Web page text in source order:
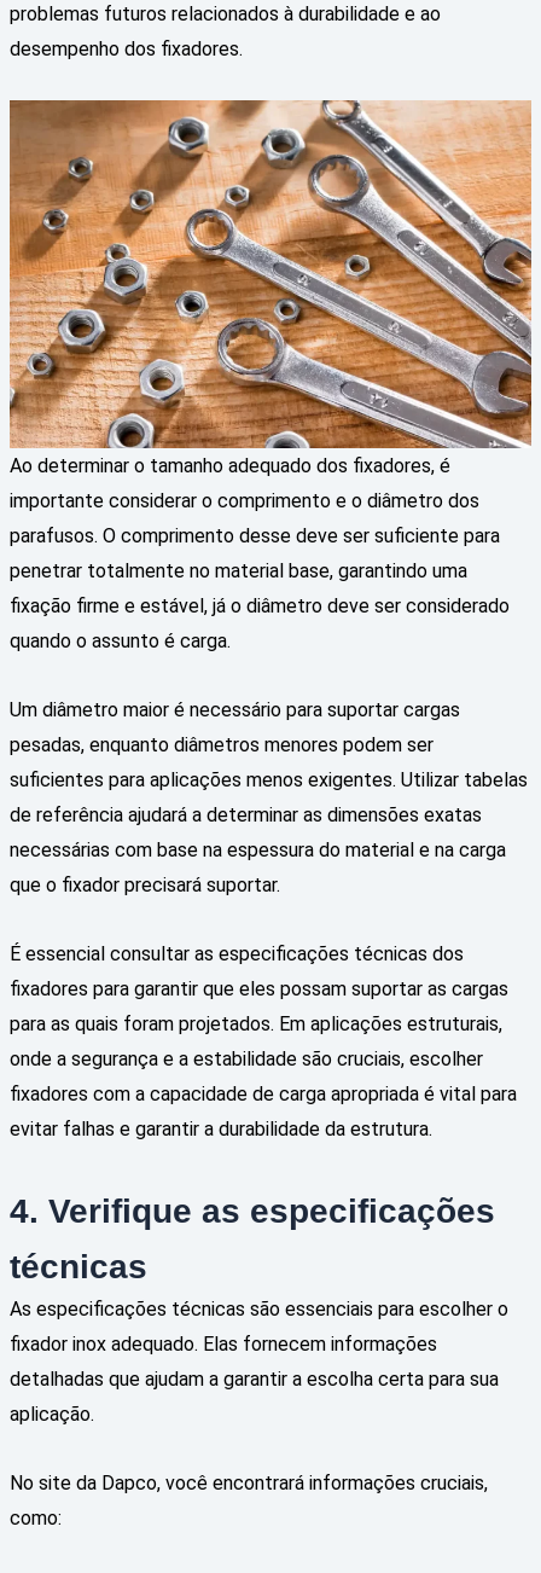
problemas futuros relacionados à durabilidade e ao
desempenho dos fixadores.
Ao determinar o tamanho adequado dos fixadores, é
importante considerar o comprimento e o diâmetro dos
parafusos. O comprimento desse deve ser suficiente para
penetrar totalmente no material base, garantindo uma
fixação firme e estável, já o diâmetro deve ser considerado
quando o assunto é carga.
Um diâmetro maior é necessário para suportar cargas
pesadas, enquanto diâmetros menores podem ser
suficientes para aplicações menos exigentes. Utilizar tabelas
de referência ajudará a determinar as dimensões exatas
necessárias com base na espessura do material e na carga
que o fixador precisará suportar.
É essencial consultar as especificações técnicas dos
fixadores para garantir que eles possam suportar as cargas
para as quais foram projetados. Em aplicações estruturais,
onde a segurança e a estabilidade são cruciais, escolher
fixadores com a capacidade de carga apropriada é vital para
evitar falhas e garantir a durabilidade da estrutura.
4. Verifique as especificações
técnicas
As especificações técnicas são essenciais para escolher o
fixador inox adequado. Elas fornecem informações
detalhadas que ajudam a garantir a escolha certa para sua
aplicação.
No site da Dapco, você encontrará informações cruciais,
como: